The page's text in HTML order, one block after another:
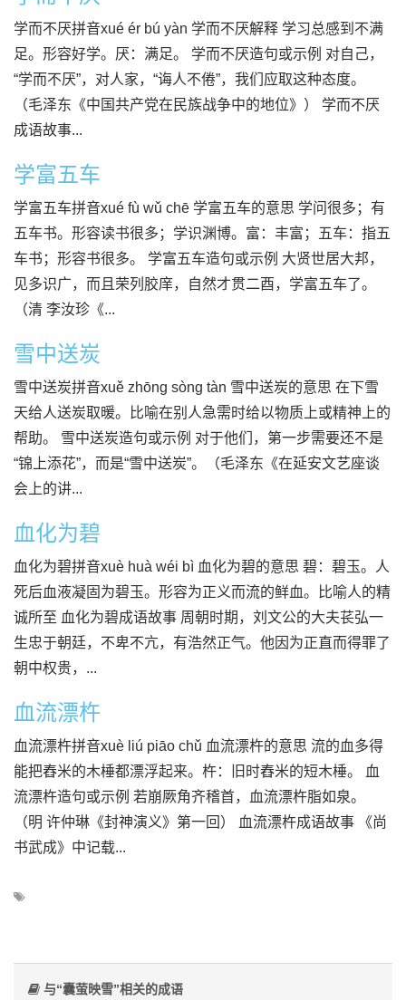
学而不厌拼音xué ér bú yàn 学而不厌解释 学习总感到不满
足。形容好学。厌：满足。 学而不厌造句或示例 对自己，
“学而不厌”，对人家，“诲人不倦”，我们应取这种态度。
（毛泽东《中国共产党在民族战争中的地位》） 学而不厌
成语故事...
学富五车
学富五车拼音xué fù wǔ chē 学富五车的意思 学问很多；有
五车书。形容读书很多；学识渊博。富：丰富；五车：指五
车书；形容书很多。 学富五车造句或示例 大贤世居大邦，
见多识广，而且荣列胶庠，自然才贯二酉，学富五车了。
（清 李汝珍《...
雪中送炭
雪中送炭拼音xuě zhōng sòng tàn 雪中送炭的意思 在下雪
天给人送炭取暖。比喻在别人急需时给以物质上或精神上的
帮助。 雪中送炭造句或示例 对于他们，第一步需要还不是
“锦上添花”，而是“雪中送炭”。（毛泽东《在延安文艺座谈
会上的讲...
血化为碧
血化为碧拼音xuè huà wéi bì 血化为碧的意思 碧：碧玉。人
死后血液凝固为碧玉。形容为正义而流的鲜血。比喻人的精
诚所至 血化为碧成语故事 周朝时期，刘文公的大夫苌弘一
生忠于朝廷，不卑不亢，有浩然正气。他因为正直而得罪了
朝中权贵，...
血流漂杵
血流漂杵拼音xuè liú piāo chǔ 血流漂杵的意思 流的血多得
能把舂米的木棰都漂浮起来。杵：旧时舂米的短木棰。 血
流漂杵造句或示例 若崩厥角齐稽首，血流漂杵脂如泉。
（明 许仲琳《封神演义》第一回） 血流漂杵成语故事 《尚
书武成》中记载...
与“囊萤映雪”相关的成语